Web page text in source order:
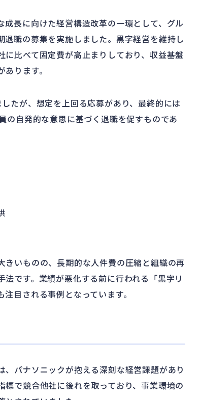
長に向けた経営構造改革の一環として、グル
職の募集を実施しました。黒字経営を維持し
比べて固定費が高止まりしており、収益基盤
ります。
たが、想定を上回る応募があり、最終的には
の自発的な意思に基づく退職を促すものであ
いものの、長期的な人件費の圧縮と組織の再
です。業績が悪化する前に行われる「黒字リ
目される事例となっています。
パナソニックが抱える深刻な経営課題があり
で競合他社に後れを取っており、事業環境の